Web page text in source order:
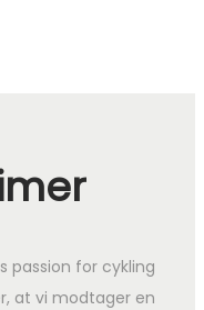
passion for cykling
at vi modtager en